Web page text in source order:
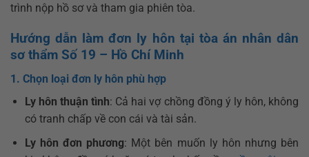
trình nộp hồ sơ và tham gia phiên tòa.
Hướng dẫn làm đơn ly hôn tại tòa án nhân dân
sơ thẩm Số 19 – Hồ Chí Minh
1. Chọn loại đơn ly hôn phù hợp
Ly hôn thuận tình: Cả hai vợ chồng đồng ý ly hôn, không
có tranh chấp về con cái và tài sản.
Ly hôn đơn phương: Một bên muốn ly hôn nhưng bên